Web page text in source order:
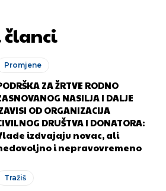
Promjene
ZA ŽRTVE RODNO
NASILJA I DALJE
OD ORGANIZACIJA
DRUŠTVA I DONATORA:
izdvajaju novac, ali
i nepravovremeno
Tražiš